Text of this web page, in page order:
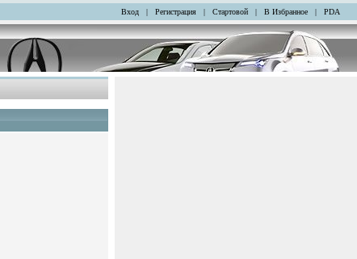
Вход | Регистрация | Стартовой | В Избранное | PDA